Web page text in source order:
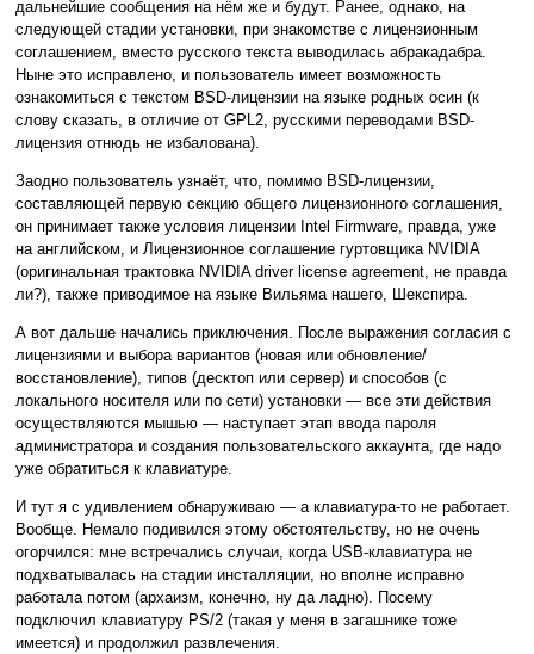
дальнейшие сообщения на нём же и будут. Ранее, однако, на
следующей стадии установки, при знакомстве с лицензионным
соглашением, вместо русского текста выводилась абракадабра.
Ныне это исправлено, и пользователь имеет возможность
ознакомиться с текстом BSD-лицензии на языке родных осин (к
слову сказать, в отличие от GPL2, русскими переводами BSD-
лицензия отнюдь не избалована).
Заодно пользователь узнаёт, что, помимо BSD-лицензии,
составляющей первую секцию общего лицензионного соглашения,
он принимает также условия лицензии Intel Firmware, правда, уже
на английском, и Лицензионное соглашение гуртовщика NVIDIA
(оригинальная трактовка NVIDIA driver license agreement, не правда
ли?), также приводимое на языке Вильяма нашего, Шекспира.
А вот дальше начались приключения. После выражения согласия с
лицензиями и выбора вариантов (новая или обновление/
восстановление), типов (десктоп или сервер) и способов (с
локального носителя или по сети) установки — все эти действия
осуществляются мышью — наступает этап ввода пароля
администратора и создания пользовательского аккаунта, где надо
уже обратиться к клавиатуре.
И тут я с удивлением обнаруживаю — а клавиатура-то не работает.
Вообще. Немало подивился этому обстоятельству, но не очень
огорчился: мне встречались случаи, когда USB-клавиатура не
подхватывалась на стадии инсталляции, но вполне исправно
работала потом (архаизм, конечно, ну да ладно). Посему
подключил клавиатуру PS/2 (такая у меня в загашнике тоже
имеется) и продолжил развлечения.